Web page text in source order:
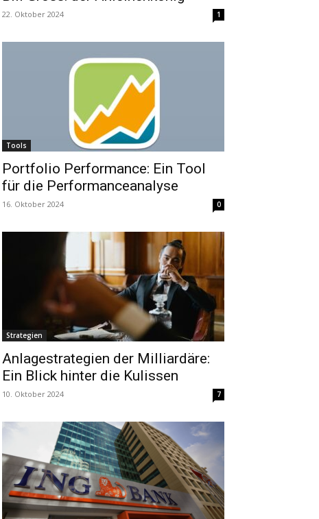
22. Oktober 2024 1
Tools
Portfolio Performance: Ein Tool
für die Performanceanalyse
16. Oktober 2024 0
Strategien
Anlagestrategien der Milliardäre:
Ein Blick hinter die Kulissen
10. Oktober 2024 7